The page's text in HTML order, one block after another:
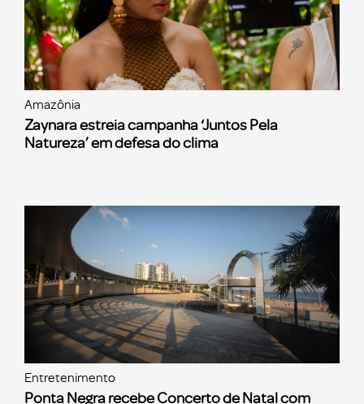
Amazônia
Zaynara estreia campanha ‘Juntos Pela
Natureza’ em defesa do clima
Entretenimento
Ponta Negra recebe Concerto de Natal com